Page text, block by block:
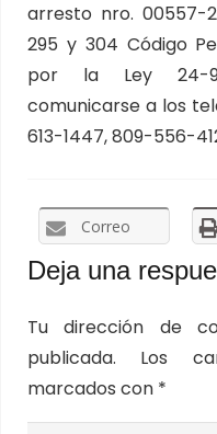
arresto nro. 00557-
295 y 304 Código
por la Ley 24-
comunicarse a los
613-1447, 809-556-
Correo
Deja una
Tu dirección de
publicada.
Los
marcados con *